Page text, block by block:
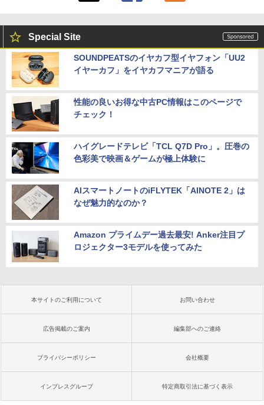
Special Site
SOUNDPEATSのイヤカフ型イヤフォン「UU2
イヤーカフ」をイヤカフマニアが語る
性能の良いお得な中古PC情報はこのページで
チェック！
ハイグレードテレビ「TCL Q7D Pro」。圧巻の
色彩美で映画＆ゲームが極上体験に
AIスマートノートのiFLYTEK「AINOTE 2」は
なぜ魅力的なのか？
Amazon プライムデー過去最安! Anker注目プ
ロジェクター3モデルを使ってみた
本サイトのご利用について お問い合わせ
広告掲載のご案内 編集部へのご連絡
プライバシーポリシー 会社概要
インプレスグループ 特定商取引法に基づく表示